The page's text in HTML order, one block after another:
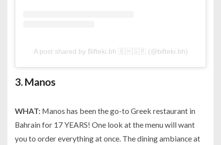
A post shared by Bifteki.bh 🇧🇭🇬🇷 (@bifteki.bh)
3. Manos
WHAT: Manos has been the go-to Greek restaurant in
Bahrain for 17 YEARS! One look at the menu will want
you to order everything at once. The dining ambiance at